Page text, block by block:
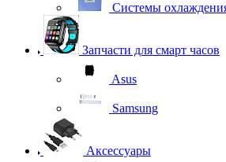
Системы
Запчасти для смарт часов
Asus
Samsung
Аксессуары